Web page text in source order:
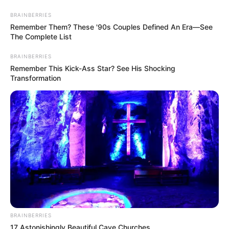
NEWS SPORTS MATRIMONY ENTERTAINMENT
Home News Kerala
ഒന്നാം വർഷ എംബിബിഎസ്
വിദ്യാർഥിനി ഹോസ്റ്റൽ
കെട്ടിടത്തിൽ നിന്ന് വീണ് മരിച്ചു
ജനം വെബ്‌ഡെസ്ക് Jun 29, 2026, 12:21 pm IST
BRAINBERRIES
Remember Them? These '90s Couples Defined An Era—See
The Complete List
BRAINBERRIES
Remember This Kick-Ass Star? See His Shocking
Transformation
BRAINBERRIES
17 Astonishingly Beautiful Cave Churches